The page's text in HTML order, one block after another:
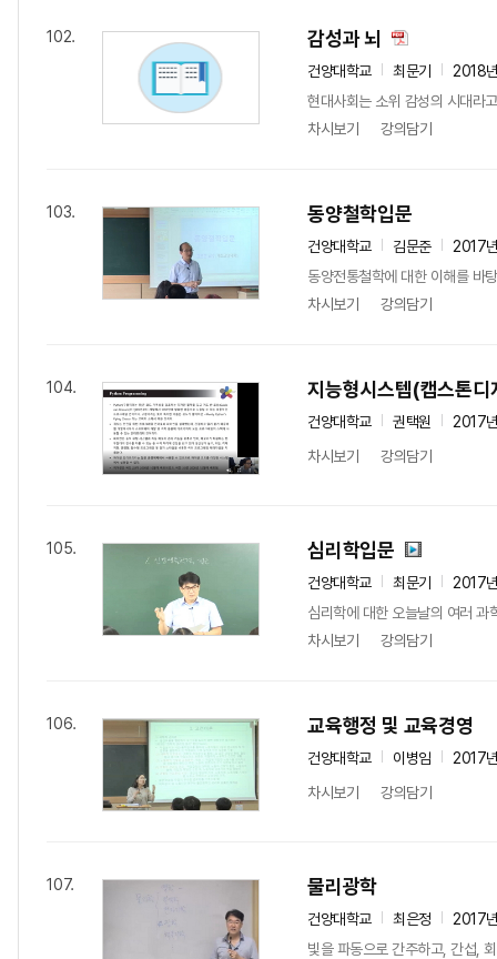
102. 감성과 뇌
건양대학교 최문기
2018
현대사회는 소위 감성의 시대라
차시보기
강의담기
103. 동양철학입문
건양대학교 김문준
2017
동양전통철학에 대한 이해를 바
차시보기
강의담기
104. 지능형시스텝(캡스톤디
건양대학교 권택원
2017
차시보기
강의담기
105. 심리학입문
건양대학교 최문기
2017
심리학에 대한 오늘날의 여러 과
차시보기
강의담기
106. 교육행정 및 교육경영
건양대학교 이병임
2017
차시보기
강의담기
107. 물리광학
건양대학교 최은정
2017
빛을 파동으로 간주하고, 간섭,